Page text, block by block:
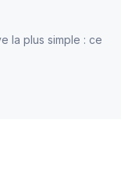
la plus simple : ce